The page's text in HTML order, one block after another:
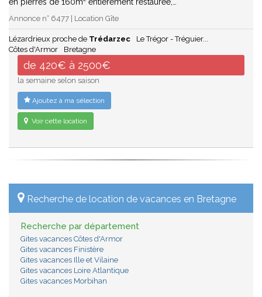
en pierres de 160m² entièrement restaurée,…
Annonce n° 6477 | Location Gîte
Lézardrieux proche de Trédarzec
Le Trégor - Tréguier...
Côtes d'Armor
Bretagne
de 420€ à 2500€
la semaine selon saison
Ajoutez à ma sélection
Voir cette location
Recherche de location de vacances en Bretagne
Recherche par département
Gites vacances Côtes d'Armor
Gites vacances Finistère
Gites vacances Ille et Vilaine
Gites vacances Loire Atlantique
Gites vacances Morbihan